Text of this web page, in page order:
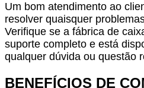
Um bom atendimento ao
resolver quaisquer
Verifique se a fábrica de
suporte completo e está
qualquer dúvida ou questão
BENEFÍCIOS DE